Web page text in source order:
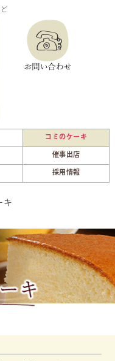
コミのケーキ
催事出店
採用情報
キ